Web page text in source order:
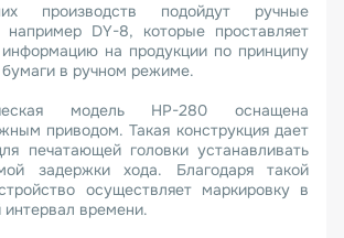
производств подойдут ручные
например DY-8, которые проставляет
на продукции по принципу
бумаги в ручном режиме.
модель HP-280 оснащена
приводом. Такая конструкция дает
печатающей головки устанавливать
задержки хода. Благодаря такой
осуществляет маркировку в
времени.